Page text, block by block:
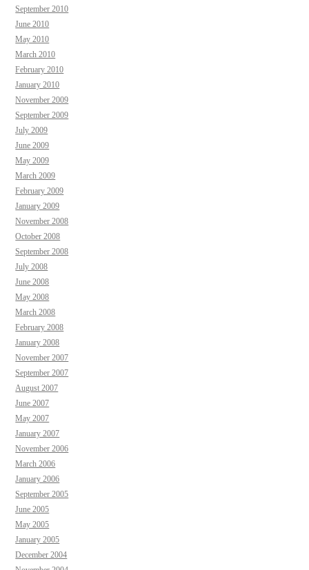
September 2010
June 2010
May 2010
March 2010
February 2010
January 2010
November 2009
September 2009
July 2009
June 2009
May 2009
March 2009
February 2009
January 2009
November 2008
October 2008
September 2008
July 2008
June 2008
May 2008
March 2008
February 2008
January 2008
November 2007
September 2007
August 2007
June 2007
May 2007
January 2007
November 2006
March 2006
January 2006
September 2005
June 2005
May 2005
January 2005
December 2004